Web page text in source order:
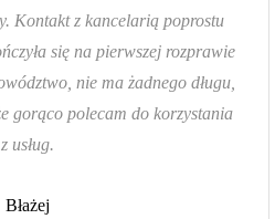
Kontakt z kancelarią poprostu
się na pierwszej rozprawie
nie ma żadnego długu,
gorąco polecam do korzystania
z usług.
Błażej